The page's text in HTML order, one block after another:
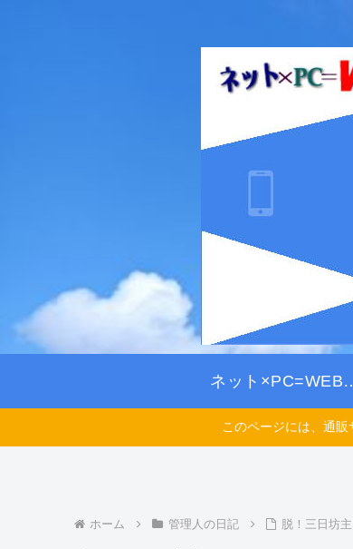
ネット
このページには、通
ホーム 管理人の日記 脱！三日坊主